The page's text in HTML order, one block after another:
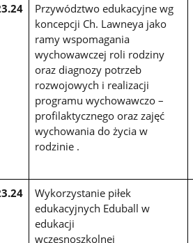
Przywództwo edukacyjne wg
koncepcji Ch. Lawneya jako
ramy wspomagania
wychowawczej roli rodziny
oraz diagnozy potrzeb
rozwojowych i realizacji
programu wychowawczo –
profilaktycznego oraz zajęć
wychowania do życia w
rodzinie .
Wykorzystanie piłek
edukacyjnych Eduball w
edukacji
wczesnoszkolnej